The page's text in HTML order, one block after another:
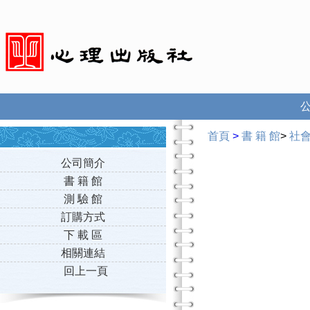
公司簡介
書 籍 館
測 驗 館
訂購方式
下 載 區
相關連結
回上一頁
首頁 > 書 籍 館> 社